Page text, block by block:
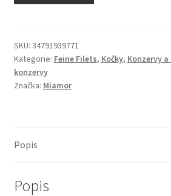
Odpočívadla pro kočky
Pamlsky pro kočky
Royal Canin pro kočky
SKU: 34791939771
Kategorie: Feine Filets, Kočky, Konzervy
konzervy
Značka: Miamor
Popis
Popis